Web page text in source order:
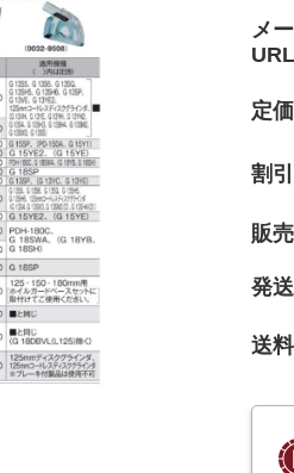
メ
URL
定価
割
販
発送
送料